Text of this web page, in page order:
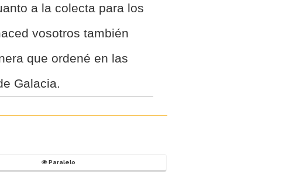
a la colecta para los
vosotros también
que ordené en las
Galacia.
Paralelo